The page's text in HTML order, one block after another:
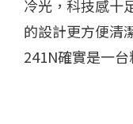
冷光，科技感十
的設計更方便清
241N確實是一